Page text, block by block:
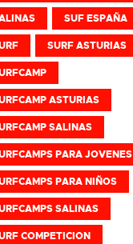
SUF ESPAÑA
SURF ASTURIAS
ASTURIAS
SALINAS
PARA JOVENES
PARA NIÑOS
SALINAS
COMPETICION